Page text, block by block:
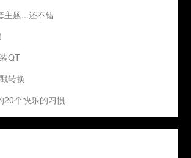
主题...还不错
QT
转换
20个快乐的习惯